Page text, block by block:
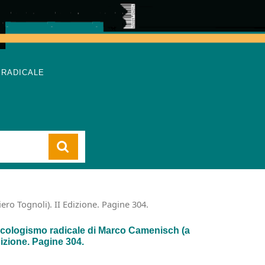
Tognoli). II Edizione. Pagine 304.
radicale di Marco Camenisch (a
Pagine 304.